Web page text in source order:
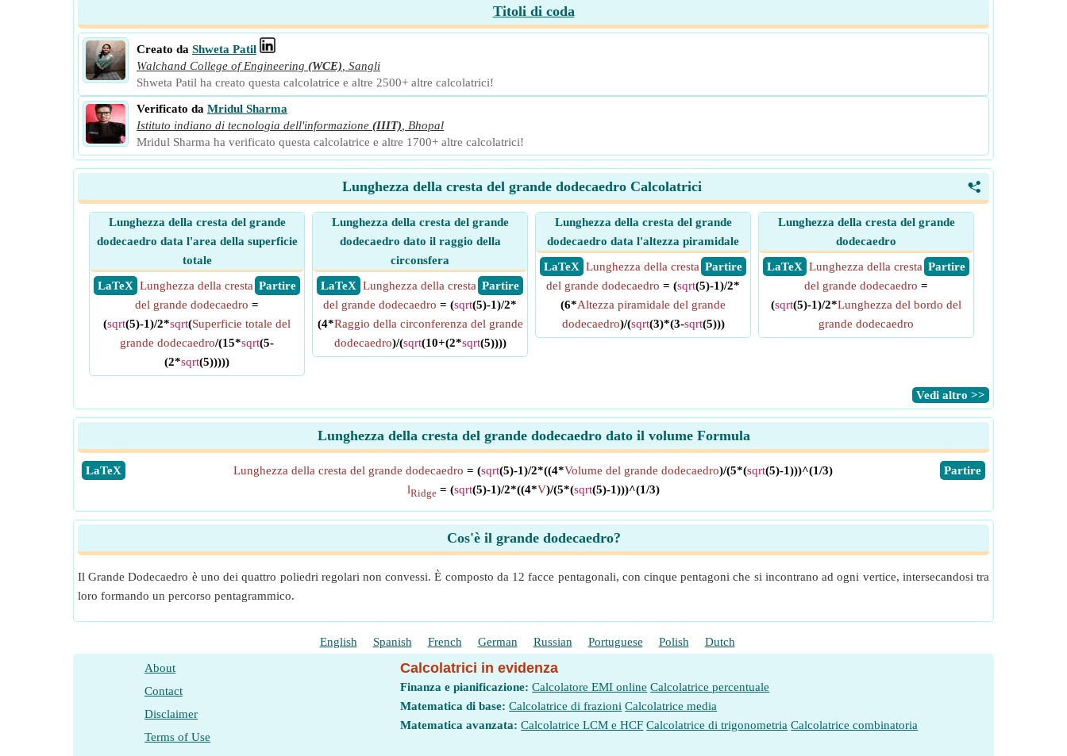
Titoli di coda
Creato da Shweta Patil
Walchand College of Engineering (WCE) Sangli
Shweta Patil ha creato questa calcolatrice e altre 2500+ altre calcolatrici!
Verificato da Mridul Sharma
Istituto indiano di tecnologia dell'informazione (IIIT)
Bhopal
Mridul Sharma ha verificato questa calcolatrice e altre 1700+ altre calcolatrici!
<
Lunghezza della cresta del grande dodecaedro Calcolatrici
Lunghezza della cresta del grande
dodecaedro data l'area della superficie
totale
​ LaTeX
​ Partire
Lunghezza della cresta
del grande dodecaedro =
(sqrt(5)-1)/2*sqrt(Superficie totale del
grande dodecaedro/(15*sqrt(5-
(2*sqrt(5)))))
Lunghezza della cresta del grande
dodecaedro dato il raggio della
circonsfera
​ LaTeX
​ Partire
Lunghezza della cresta
del grande dodecaedro = (sqrt(5)-1)/2*
(4*Raggio della circonferenza del grande
dodecaedro)/(sqrt(10+(2*sqrt(5))))
Lunghezza della cresta del grande
dodecaedro data l'altezza piramidale
​ LaTeX
​ Partire
Lunghezza della cresta
del grande dodecaedro = (sqrt(5)-1)/2*
(6*Altezza piramidale del grande
dodecaedro)/(sqrt(3)*(3-sqrt(5)))
Lunghezza della cresta del grande
dodecaedro
​ LaTeX
​ Partire
Lunghezza della cresta
del grande dodecaedro =
(sqrt(5)-1)/2*Lunghezza del bordo del
grande dodecaedro
​Vedi altro >>
Lunghezza della cresta del grande dodecaedro dato il volume Formula
​LaTeX ​Partire
Lunghezza della cresta del grande dodecaedro = (sqrt(5)-1)/2*((4*Volume del grande dodecaedro)/(5*(sqrt(5)-1)))^(1/3)
lRidge = (sqrt(5)-1)/2*((4*V)/(5*(sqrt(5)-1)))^(1/3)
Cos'è il grande dodecaedro?
Il Grande Dodecaedro è uno dei quattro poliedri regolari non convessi. È composto da 12 facce pentagonali, con cinque pentagoni che si incontrano ad ogni vertice, intersecandosi tra
loro formando un percorso pentagrammico.
English Spanish French German Russian Portuguese Polish Dutch
About
Contact
Disclaimer
Terms of Use
Calcolatrici in evidenza
Finanza e pianificazione: Calcolatore EMI online Calcolatrice percentuale
Matematica di base: Calcolatrice di frazioni Calcolatrice media
Matematica avanzata: Calcolatrice LCM e HCF Calcolatrice di trigonometria Calcolatrice combinatoria